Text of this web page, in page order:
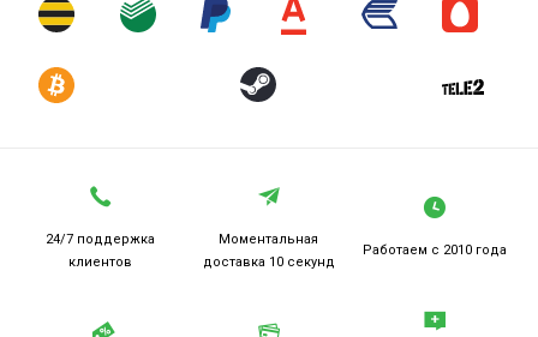
24/7 поддержка
клиентов
Моментальная
доставка 10 секунд
Работаем с 2010 года